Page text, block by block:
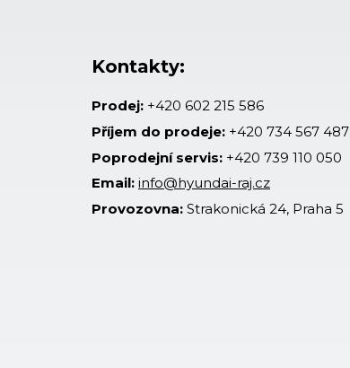
Kontakty:
Prodej: +420 602 215 586
Příjem do prodeje: +420 734 567 487
Poprodejní servis: +420 739 110 050
Email: info@hyundai-raj.cz
Provozovna: Strakonická 24, Praha 5